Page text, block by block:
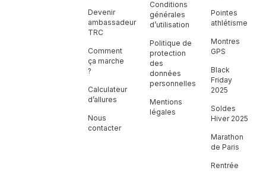
Devenir
ambassadeur
TRC
Comment
ça marche
?
Calculateur
d’allures
Nous
contacter
Conditions
générales
d’utilisation
Politique de
protection
des
données
personnelles
Mentions
légales
Pointes
athlétisme
Montres
GPS
Black
Friday
2025
Soldes
Hiver 2025
Marathon
de Paris
Rentrée